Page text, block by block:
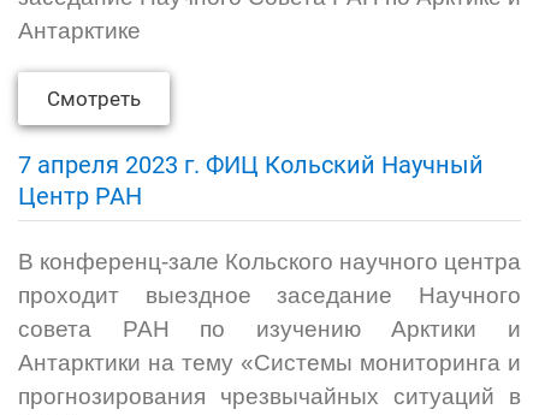
Антарктике
Смотреть
7 апреля 2023 г. ФИЦ Кольский Научный
Центр РАН
В конференц-зале Кольского научного центра
проходит выездное заседание Научного
совета РАН по изучению Арктики и
Антарктики на тему «Системы мониторинга и
прогнозирования чрезвычайных ситуаций в